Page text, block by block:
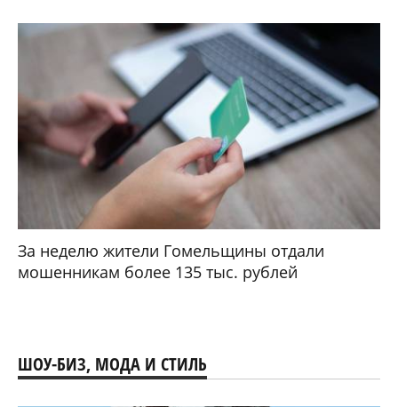
За неделю жители Гомельщины отдали
мошенникам более 135 тыс. рублей
ШОУ-БИЗ, МОДА И СТИЛЬ